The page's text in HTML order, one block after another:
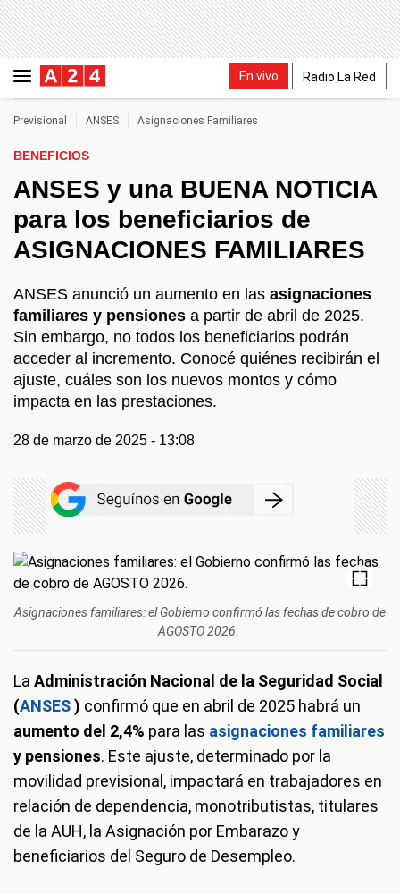
En vivo Radio La Red
Previsional ANSES Asignaciones Familiares
BENEFICIOS
ANSES y una BUENA NOTICIA
para los beneficiarios de
ASIGNACIONES FAMILIARES
ANSES anunció un aumento en las asignaciones
familiares y pensiones a partir de abril de 2025.
Sin embargo, no todos los beneficiarios podrán
acceder al incremento. Conocé quiénes recibirán el
ajuste, cuáles son los nuevos montos y cómo
impacta en las prestaciones.
28 de marzo de 2025 - 13:08
Asignaciones familiares: el Gobierno confirmó las fechas de cobro de
AGOSTO 2026.
La Administración Nacional de la Seguridad Social
(ANSES) confirmó que en abril de 2025 habrá un
aumento del 2,4% para las asignaciones familiares
y pensiones. Este ajuste, determinado por la
movilidad previsional, impactará en trabajadores en
relación de dependencia, monotributistas, titulares
de la AUH, la Asignación por Embarazo y
beneficiarios del Seguro de Desempleo.